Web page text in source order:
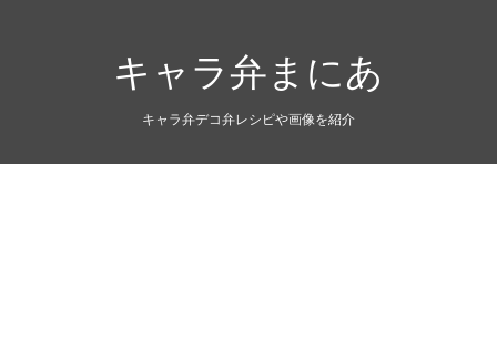
キャラ弁まにあ
キャラ弁デコ弁レシピや画像を紹介